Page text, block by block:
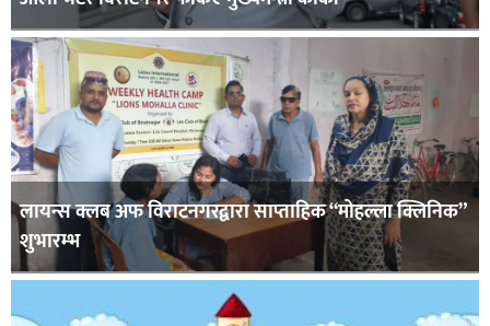
लायन्स क्लब अफ विराटनगरद्वारा साप्ताहिक “मोहल्ला क्लिनिक”
शुभारम्भ